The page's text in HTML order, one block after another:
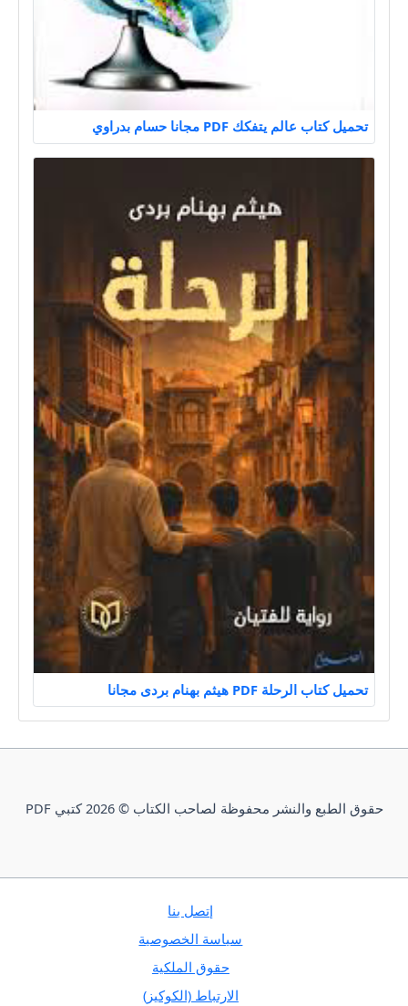
تحميل كتاب عالم يتفكك PDF مجانا حسام بدراوي
تحميل كتاب الرحلة PDF هيثم بهنام بردى مجانا
حقوق الطبع والنشر محفوظة لصاحب الكتاب © 2026 كتبي PDF
إتصل بنا
سياسة الخصوصية
حقوق الملكية
الارتباط (الكوكيز)